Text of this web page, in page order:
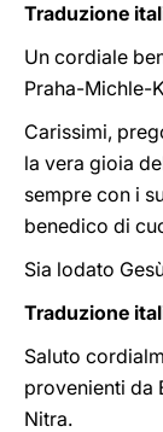
Traduzione
Un cordiale
Praha-Michle-
Carissimi,
la vera gioia
sempre con i
benedico di
Sia lodato
Traduzione
Saluto
provenienti da
Nitra.